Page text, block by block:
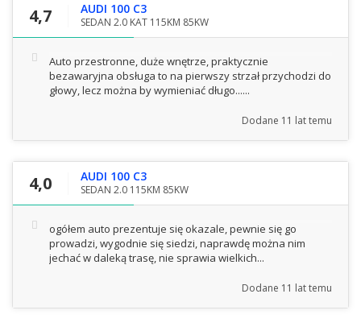
4,7 AUDI 100 C3
SEDAN 2.0 KAT 115KM 85KW
Auto przestronne, duże wnętrze, praktycznie
bezawaryjna obsługa to na pierwszy strzał przychodzi do
głowy, lecz można by wymieniać długo......
Dodane 11 lat temu
4,0 AUDI 100 C3
SEDAN 2.0 115KM 85KW
ogółem auto prezentuje się okazale, pewnie się go
prowadzi, wygodnie się siedzi, naprawdę można nim
jechać w daleką trasę, nie sprawia wielkich...
Dodane 11 lat temu